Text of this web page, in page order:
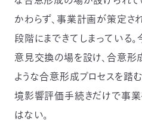
かわらず、事業計画が策定さ
段階にまできてしまっている
意見交換の場を設け、合意形
ような合意形成プロセスを踏
境影響評価手続きだけで事
はない。